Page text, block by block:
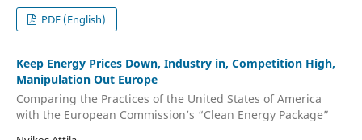
PDF (English)
Keep Energy Prices Down, Industry in, Competition High,
Manipulation Out Europe
Comparing the Practices of the United States of America
with the European Commission’s “Clean Energy Package”